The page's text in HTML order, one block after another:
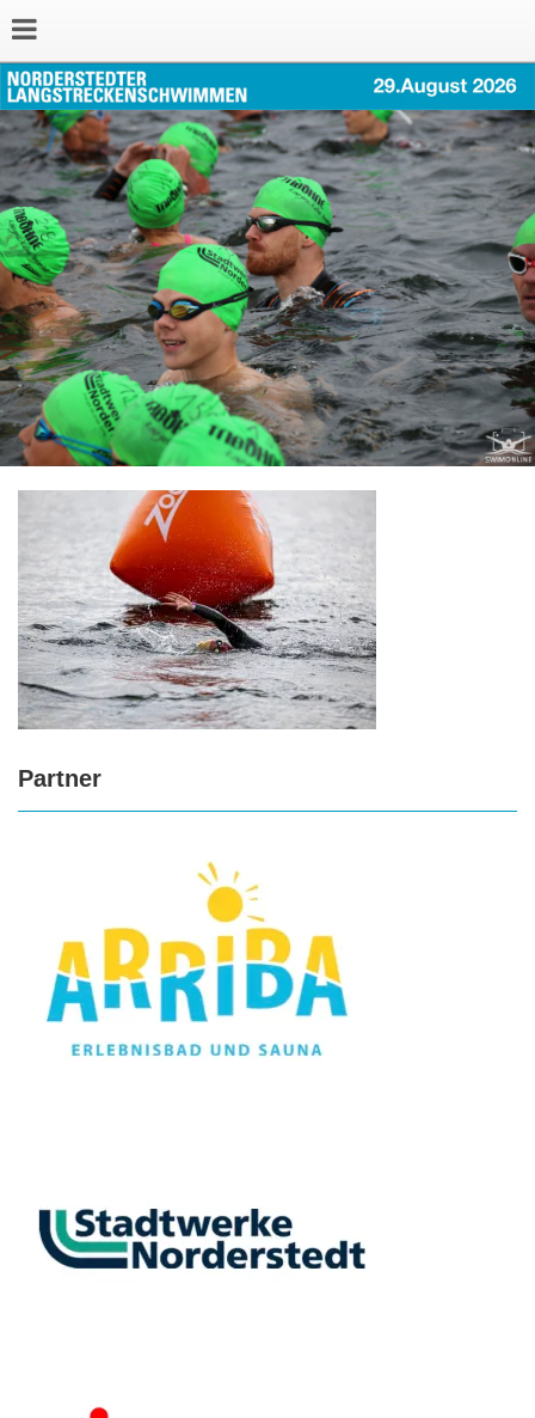
Partner